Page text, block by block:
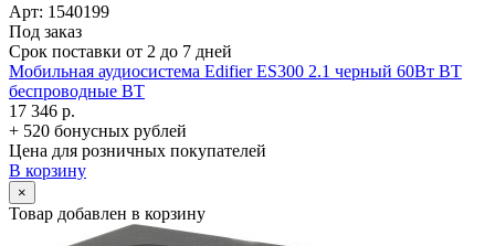
Арт: 1540199
Под заказ
Срок поставки от 2 до 7 дней
Мобильная аудиосистема Edifier ES300 2.1 черный 60Вт BT
беспроводные BT
17 346 р.
+ 520 бонусных рублей
Цена для розничных покупателей
В корзину
×
Товар добавлен в корзину